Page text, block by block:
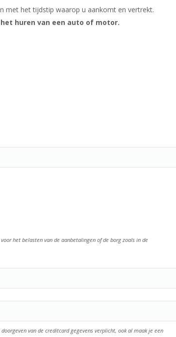
met het tijdstip waarop u aankomt en vertrekt.
huren van een auto of motor.
het belasten van de aanbetalingen of de borg zoals in de
van de creditcard gegevens verplicht, ook al maak je een